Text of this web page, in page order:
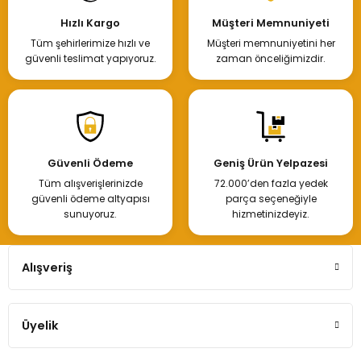
Hızlı Kargo
Tüm şehirlerimize hızlı ve
güvenli teslimat yapıyoruz.
Müşteri Memnuniyeti
Müşteri memnuniyetini her
zaman önceliğimizdir.
Güvenli Ödeme
Tüm alışverişlerinizde
güvenli ödeme altyapısı
sunuyoruz.
Geniş Ürün Yelpazesi
72.000’den fazla yedek
parça seçeneğiyle
hizmetinizdeyiz.
Alışveriş
Üyelik